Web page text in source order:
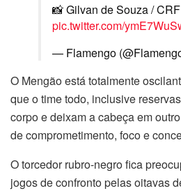
📸 Gilvan de Souza / CRF
pic.twitter.com/
— Flamengo
O Mengão está totalmente
que o time todo, inclusive
corpo e deixam a cabeça em
de comprometimento, foco e
O torcedor rubro-negro fica
jogos de confronto pelas oitavas